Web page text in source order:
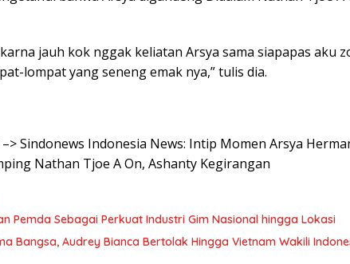
jauh kok nggak keliatan Arsya sama siapapas aku
lompat yang seneng emak nya,” tulis dia.
Sindonews Indonesia News: Intip Momen Arsya
Nathan Tjoe A On, Ashanty Kegirangan
Pemda Sebagai Perkuat Industri Gim Nasional hingga Lokasi
Bangsa, Audrey Bianca Bertolak Hingga Vietnam Wakili